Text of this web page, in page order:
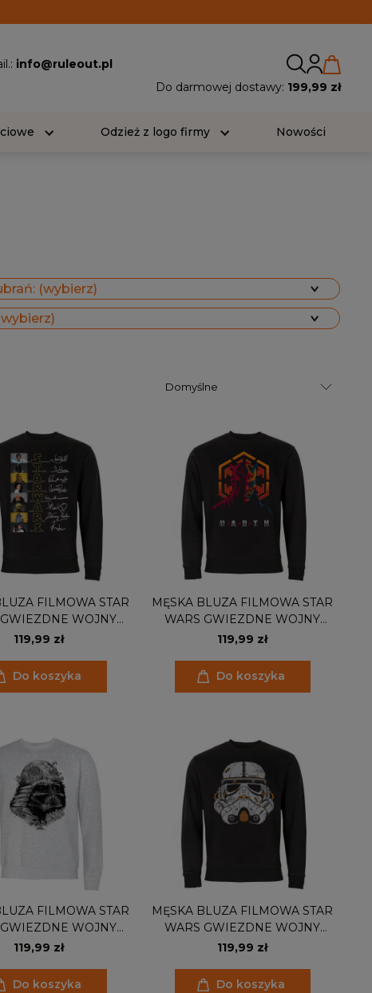
info@ruleout.pl
Do darmowej dostawy: 199,99 zł
Odzież z logo firmy Nowości
(wybierz)
FILMOWA STAR
WOJNY
AUTOGRAFY
119,99 zł
Do koszyka
MĘSKA BLUZA FILMOWA STAR
WARS GWIEZDNE WOJNY
DARTH MAUL
119,99 zł
Do koszyka
FILMOWA STAR
WOJNY
DARTH VADER
119,99 zł
Do koszyka
MĘSKA BLUZA FILMOWA STAR
WARS GWIEZDNE WOJNY
HEŁM SZTURMOWCA
119,99 zł
Do koszyka